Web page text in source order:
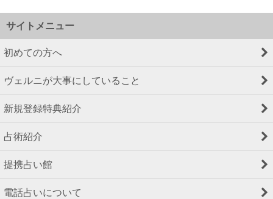
サイトメニュー
初めての方へ
ヴェルニが大事にしていること
新規登録特典紹介
占術紹介
提携占い館
電話占いについて